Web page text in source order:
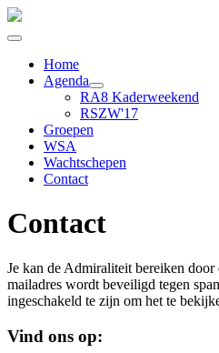
Home
Agenda
RA8 Kaderweekend
RSZW'17
Groepen
WSA
Wachtschepen
Contact
Contact
Je kan de Admiraliteit bereiken door
mailadres wordt beveiligd tegen
ingeschakeld te zijn om het te
Vind ons op: